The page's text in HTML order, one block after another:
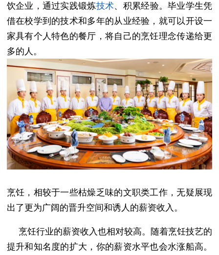
饮企业，通过实践锻炼技术、积累经验。毕业学生凭
借在校学到的技术和多年的从业经验， 就可以开设一
家具有个人特色的餐厅，将自己的烹饪理念传递给更
多的人。
烹饪，相较于一些枯燥乏味的文职类工作，无疑展现
出了更为广阔的晋升空间和诱人的薪资收入。
烹饪行业的薪资收入也相对较高。 随着烹饪技艺的
提升和知名度的扩大，你的薪资水平也会水涨船高。